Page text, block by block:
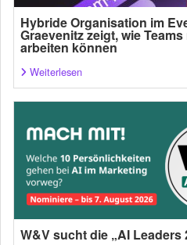
Hybride Organisation im
Graevenitz zeigt, wie
arbeiten können
Weiterlesen
W&V sucht die „AI Leaders